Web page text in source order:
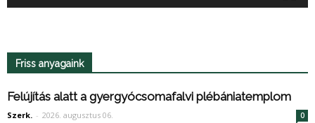
Friss anyagaink
Felújítás alatt a gyergyócsomafalvi plébániatemplom
Szerk. - 2026. augusztus 06. 0